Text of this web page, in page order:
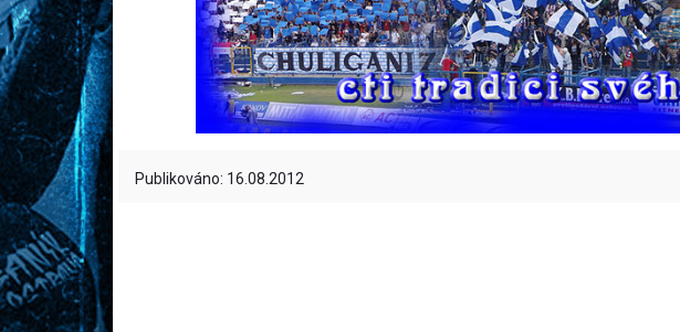
Publikováno: 16.08.2012